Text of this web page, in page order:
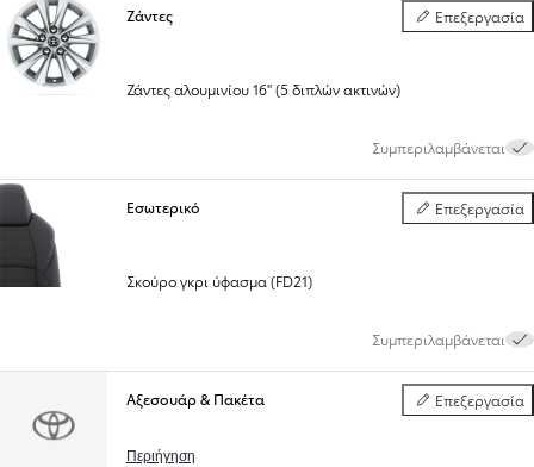
Ζάντες Επεξεργασία
Ζάντες
Ζάντες αλουμινίου 16'' (5 διπλών ακτινών)
Συμπεριλαμβάνεται
Εσωτερικό Επεξεργασία
Εσωτερικό
Σκούρο γκρι ύφασμα (FD21)
Συμπεριλαμβάνεται
Αξεσουάρ & Πακέτα Επεξεργασία
Αξεσουάρ &
Περιήγηση